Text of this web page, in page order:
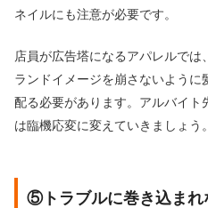
ネイルにも注意が必要です。
店員が広告塔になるアパレルで
ランドイメージを崩さないよう
配る必要があります。アルバイト
は臨機応変に変えていきましょう。
⑤トラブルに巻き込まれ